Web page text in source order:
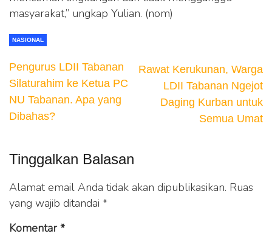
masyarakat,” ungkap Yulian. (nom)
NASIONAL
Pengurus LDII Tabanan
Silaturahim ke Ketua PC
NU Tabanan. Apa yang
Dibahas?
Rawat Kerukunan, Warga
LDII Tabanan Ngejot
Daging Kurban untuk
Semua Umat
Tinggalkan Balasan
Alamat email Anda tidak akan dipublikasikan. Ruas
yang wajib ditandai *
Komentar *